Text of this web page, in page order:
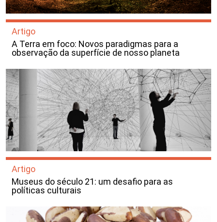
Artigo
A Terra em foco: Novos paradigmas para a
observação da superfície de nosso planeta
Artigo
Museus do século 21: um desafio para as
políticas culturais